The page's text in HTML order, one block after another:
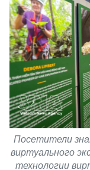
Посетители
виртуального
технологии